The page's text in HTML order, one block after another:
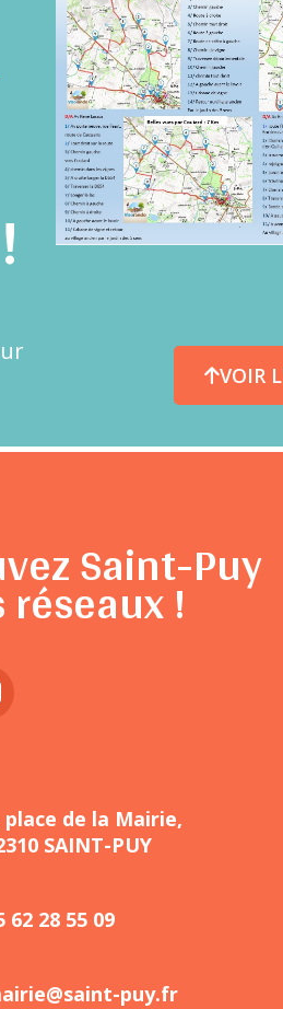
VOIR
Saint-Puy
!
place de la Mairie,
SAINT-PUY
62 28 55 09
puy.fr